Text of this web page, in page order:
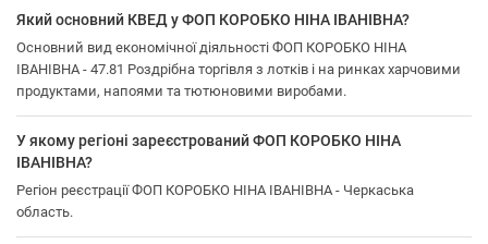
Який основний КВЕД у ФОП КОРОБКО НІНА ІВАНІВНА?
Основний вид економічної діяльності ФОП КОРОБКО НІНА
ІВАНІВНА - 47.81 Роздрібна торгівля з лотків і на ринках харчовими
продуктами, напоями та тютюновими виробами.
У якому регіоні зареєстрований ФОП КОРОБКО НІНА
ІВАНІВНА?
Регіон реєстрації ФОП КОРОБКО НІНА ІВАНІВНА - Черкаська
область.